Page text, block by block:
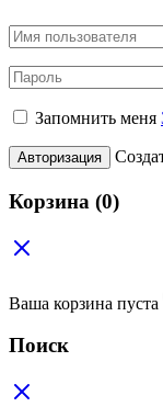
Запомнить меня
Авторизация
Корзина (0)
Ваша корзина пуста
Поиск